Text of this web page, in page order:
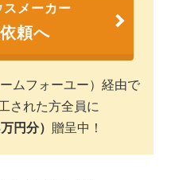
スメーカー
頼へ
ムフォーユー）経由で
された方全員に
円分） 贈呈中！